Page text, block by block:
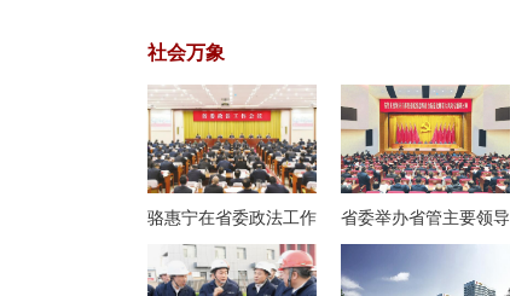
社会万象
骆惠宁在省委政法工作 省委举办省管主要领导